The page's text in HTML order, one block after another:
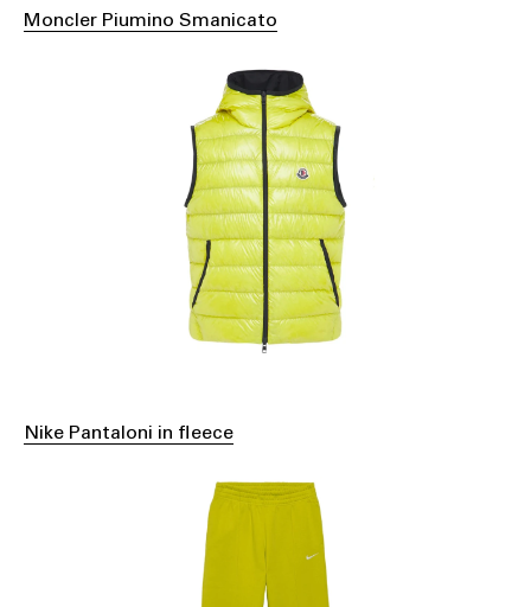
Moncler Piumino Smanicato
Nike Pantaloni in fleece